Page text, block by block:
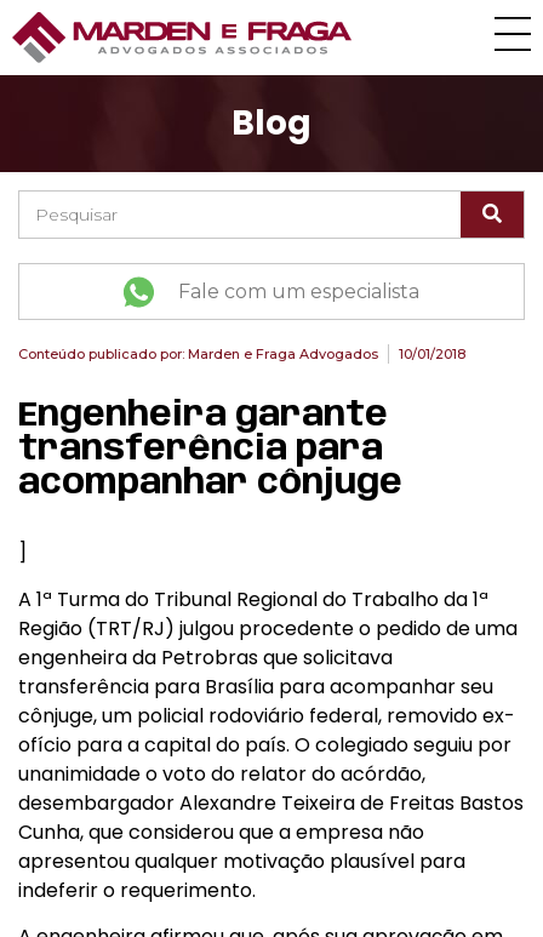
Blog
Fale com um especialista
Conteúdo publicado por: Marden e Fraga Advogados 10/01/2018
Engenheira garante
transferência para
acompanhar cônjuge
]
A 1ª Turma do Tribunal Regional do Trabalho da 1ª
Região (TRT/RJ) julgou procedente o pedido de uma
engenheira da Petrobras que solicitava
transferência para Brasília para acompanhar seu
cônjuge, um policial rodoviário federal, removido ex-
ofício para a capital do país. O colegiado seguiu por
unanimidade o voto do relator do acórdão,
desembargador Alexandre Teixeira de Freitas Bastos
Cunha, que considerou que a empresa não
apresentou qualquer motivação plausível para
indeferir o requerimento.